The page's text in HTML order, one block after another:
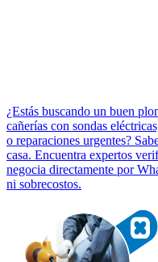
¿Estás buscando un buen
cañerías con sondas
o reparaciones urgentes?
casa. Encuentra expertos
negocia directamente por
ni sobrecostos.